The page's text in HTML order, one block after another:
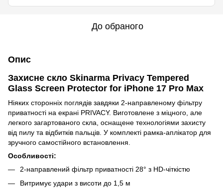
До обраного
Опис
Захисне скло Skinarma Privacy Tempered
Glass Screen Protector for iPhone 17 Pro Max
Ніяких сторонніх поглядів завдяки 2-направленому фільтру
приватності на екрані PRIVACY. Виготовлене з міцного, але
легкого загартованого скла, оснащене технологіями захисту
від пилу та відбитків пальців. У комплекті рамка-аплікатор для
зручного самостійного встановлення.
Особливості:
2-направлений фільтр приватності 28° з HD-чіткістю
Витримує удари з висоти до 1,5 м